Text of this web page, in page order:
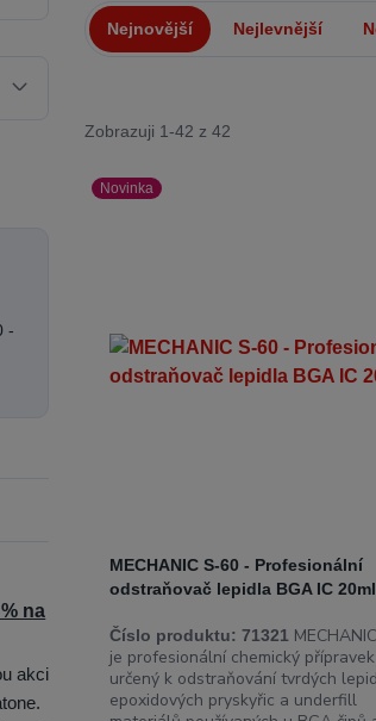
Nejnovější Nejlevnější
Zobrazuji 1-42 z 42
Novinka
MECHANIC S-60 - Profesionální
odstraňovač lepidla BGA IC 20ml
Číslo produktu: 71321
je profesionální chemický přípravek
určený k odstraňování tvrdých
epoxidových pryskyřic a underfill
-
na
akci